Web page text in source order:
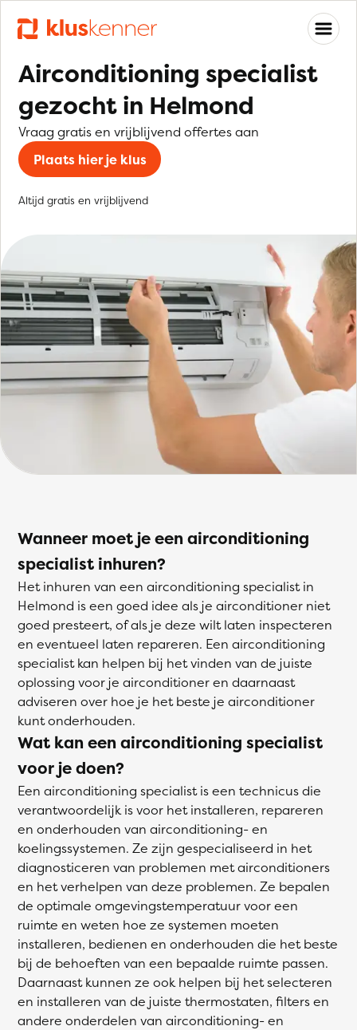
Airconditioning specialist
gezocht in Helmond
Vraag gratis en vrijblijvend offertes aan
Plaats hier je klus
Altijd gratis en vrijblijvend
Wanneer moet je een airconditioning
specialist inhuren?
Het inhuren van een airconditioning specialist in
Helmond is een goed idee als je airconditioner niet
goed presteert, of als je deze wilt laten inspecteren
en eventueel laten repareren. Een airconditioning
specialist kan helpen bij het vinden van de juiste
oplossing voor je airconditioner en daarnaast
adviseren over hoe je het beste je airconditioner
kunt onderhouden.
Wat kan een airconditioning specialist
voor je doen?
Een airconditioning specialist is een technicus die
verantwoordelijk is voor het installeren, repareren
en onderhouden van airconditioning- en
koelingssystemen. Ze zijn gespecialiseerd in het
diagnosticeren van problemen met airconditioners
en het verhelpen van deze problemen. Ze bepalen
de optimale omgevingstemperatuur voor een
ruimte en weten hoe ze systemen moeten
installeren, bedienen en onderhouden die het beste
bij de behoeften van een bepaalde ruimte passen.
Daarnaast kunnen ze ook helpen bij het selecteren
en installeren van de juiste thermostaten, filters en
andere onderdelen van airconditioning- en